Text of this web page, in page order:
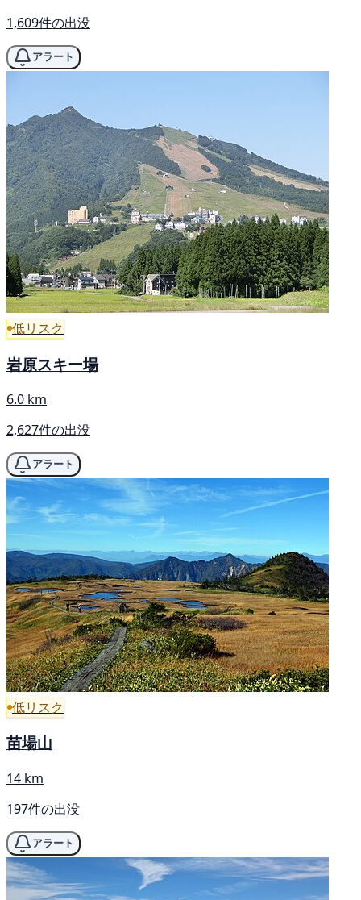
1,609件の出没
アラート
低リスク
岩原スキー場
6.0 km
2,627件の出没
アラート
低リスク
苗場山
14 km
197件の出没
アラート